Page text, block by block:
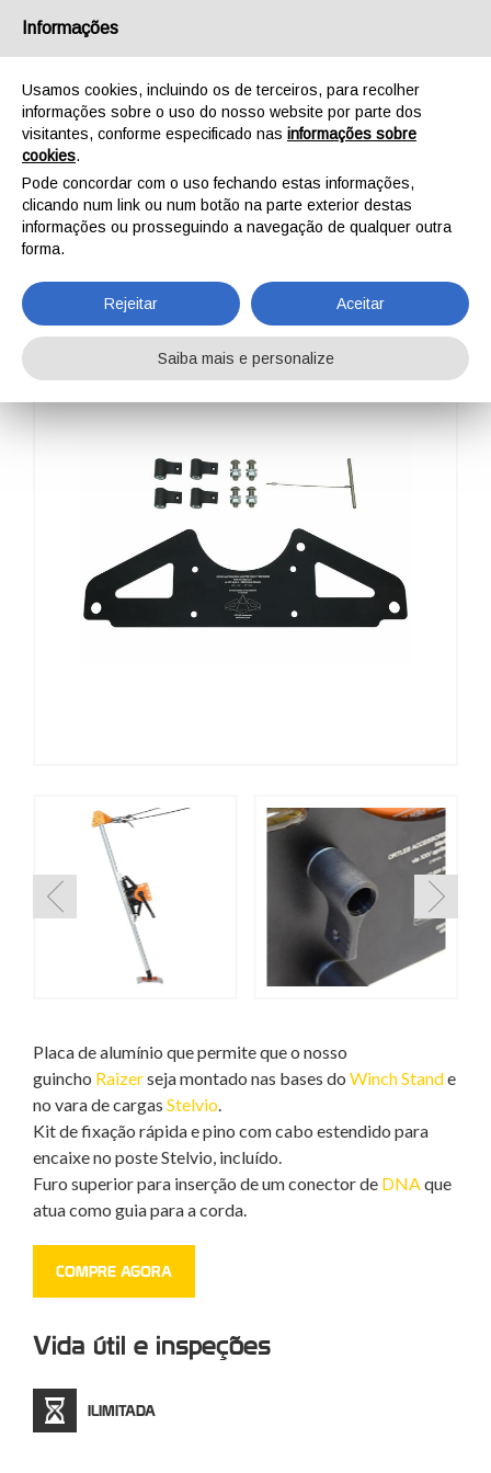
WINCH ADAPTER
Placa de alumínio que permite que o nosso
guincho Raizerseja montado nas bases do Winch Stande
no vara de cargas Stelvio
Kit de fixação rápida e pino com cabo estendido para
encaixe no poste Stelvio, incluído.
Furo superior para inserção de um conector de DNA que
atua como guia para a corda.
COMPRE AGORA
Vida útil e inspeções
ILIMITADA
Informações
Usamos cookies, incluindo os de terceiros, para recolher
informações sobre o uso do nosso website por parte dos
visitantes, conforme especificado nas informações sobre
cookies.
Pode concordar com o uso fechando estas informações,
clicando num link ou num botão na parte exterior destas
informações ou prosseguindo a navegação de qualquer outra
forma.
Rejeitar Aceitar
Saiba mais e personalize